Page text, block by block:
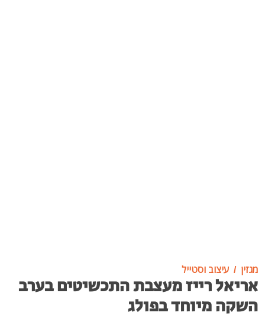
מגזין עיצוב וסטייל
אריאל רייז מעצבת התכשיטים בערב
השקה מיוחד בפולג